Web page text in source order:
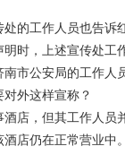
的工作人员也告诉
时，上述宣传处工
市公安局的工作人
外这样宣称？
店，但其工作人员
店仍在正常营业中。